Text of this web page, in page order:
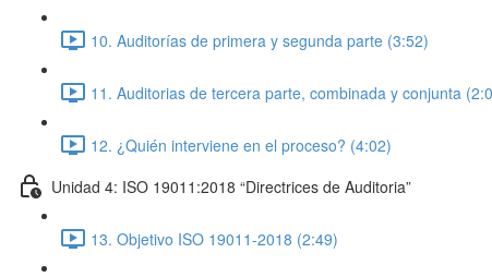
10. Auditorías de primera y segunda parte (3:52)
11. Auditorias de tercera parte, combinada y conjunta
12. ¿Quién interviene en el proceso? (4:02)
Unidad 4: ISO 19011:2018 “Directrices de Auditoria”
13. Objetivo ISO 19011-2018 (2:49)